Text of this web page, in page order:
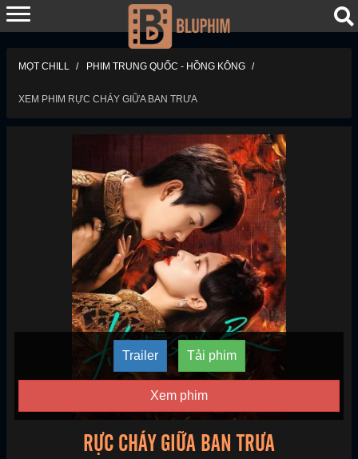
MỌT CHILL PHIM TRUNG QUỐC - HỒNG KÔNG
XEM PHIM RỰC CHÁY GIỮA BAN TRƯA
Trailer Tải phim
Xem phim
RỰC CHÁY GIỮA BAN TRƯA